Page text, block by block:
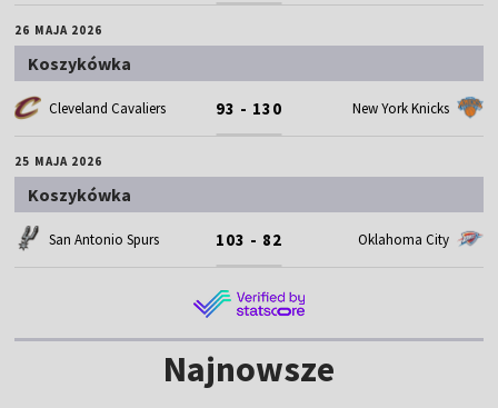
26 MAJA 2026
Koszykówka
Cleveland Cavaliers 93 - 130 New York Knicks
25 MAJA 2026
Koszykówka
San Antonio Spurs 103 - 82 Oklahoma City
Najnowsze